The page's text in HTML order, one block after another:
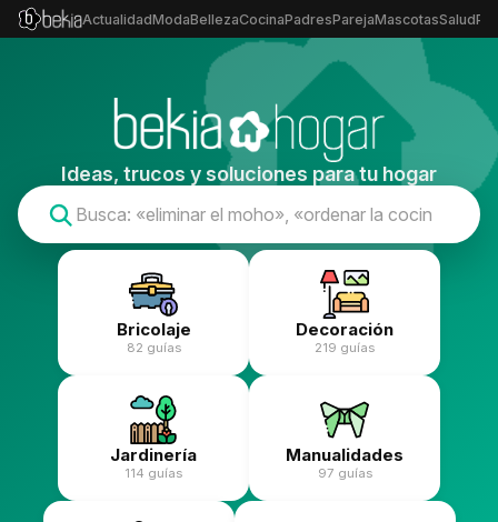
ActualidadModaBellezaCocinaPadresParejaMascotasSalud
Ideas, trucos y soluciones para tu hogar
Bricolaje
82 guías
Decoración
219 guías
Jardinería
114 guías
Manualidades
97 guías